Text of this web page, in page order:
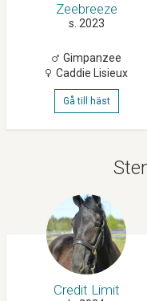
Zeebreeze
s. 2023
Gimpanzee
Caddie Lisieux
Gå till häst
Credit Limit